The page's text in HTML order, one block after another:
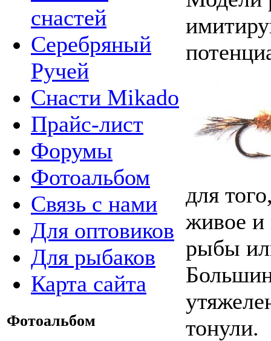
снастей
Серебряный
Ручей
Снасти Mikado
Прайс-лист
Форумы
Фотоальбом
Связь с нами
Для оптовиков
Для рыбаков
Карта сайта
Фотоальбом
для
живое и
рыбы
тонули.